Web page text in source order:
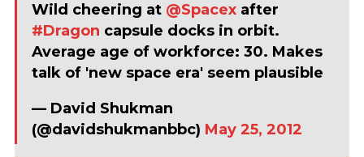
Wild cheering at @Spacex after
#Dragon capsule docks in orbit.
Average age of workforce: 30. Makes
talk of 'new space era' seem plausible
— David Shukman
(@davidshukmanbbc) May 25, 2012